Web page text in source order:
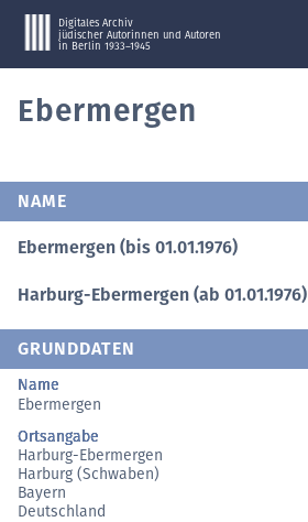
Digitales Archiv
jüdischer Autorinnen und Autoren
in Berlin 1933–1945
Ebermergen
NAME
Ebermergen (bis 01.01.1976)
Harburg-Ebermergen (ab 01.01.1976)
GRUNDDATEN
Name
Ebermergen
Ortsangabe
Harburg-Ebermergen
Harburg (Schwaben)
Bayern
Deutschland